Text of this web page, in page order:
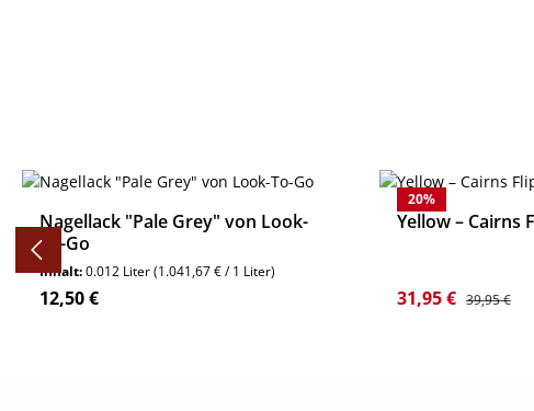
Produktgalerie überspringen
Nagellack "Pale Grey" von Look-
To-Go
Inhalt:0.012 Liter(1.041,67 € / 1 Liter)
Regulärer Preis:
12,50 €
20%
Yellow – Cairns
Verkaufspreis:
31,95 € Regulärer
39,95 €